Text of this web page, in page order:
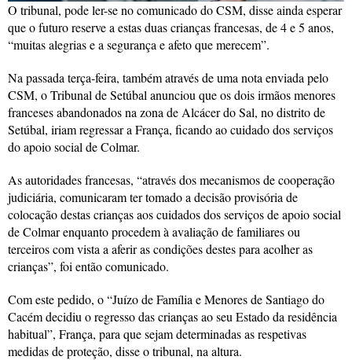
O tribunal, pode ler-se no comunicado do CSM, disse ainda esperar
que o futuro reserve a estas duas crianças francesas, de 4 e 5 anos,
“muitas alegrias e a segurança e afeto que merecem”.
Na passada terça-feira, também através de uma nota enviada pelo
CSM, o Tribunal de Setúbal anunciou que os dois irmãos menores
franceses abandonados na zona de Alcácer do Sal, no distrito de
Setúbal, iriam regressar a França, ficando ao cuidado dos serviços
do apoio social de Colmar.
As autoridades francesas, “através dos mecanismos de cooperação
judiciária, comunicaram ter tomado a decisão provisória de
colocação destas crianças aos cuidados dos serviços de apoio social
de Colmar enquanto procedem à avaliação de familiares ou
terceiros com vista a aferir as condições destes para acolher as
crianças”, foi então comunicado.
Com este pedido, o “Juízo de Família e Menores de Santiago do
Cacém decidiu o regresso das crianças ao seu Estado da residência
habitual”, França, para que sejam determinadas as respetivas
medidas de proteção, disse o tribunal, na altura.